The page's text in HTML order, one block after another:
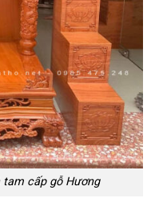
tam cấp gỗ Hương